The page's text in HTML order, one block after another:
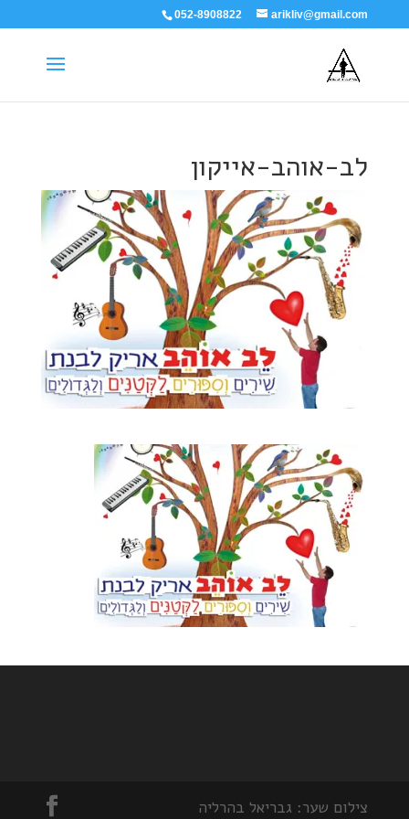
052-8908822 arikliv@gmail.com
לב-אוהב-אייקון
צילום שער: גבריאל בהרליה